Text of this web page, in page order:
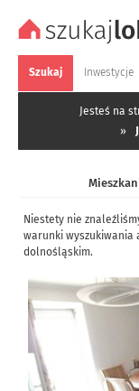
Szukaj Inwestycje
Jesteś na
»
Niestety nie
warunki wyszukiwania
dolnośląskim.